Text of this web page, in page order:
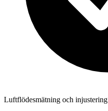
Luftflödesmätning och injustering